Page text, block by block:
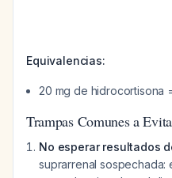
Equivalencias:
20 mg de hidrocortisona
Trampas Comunes a
No esperar resultados
suprarrenal sospechada: